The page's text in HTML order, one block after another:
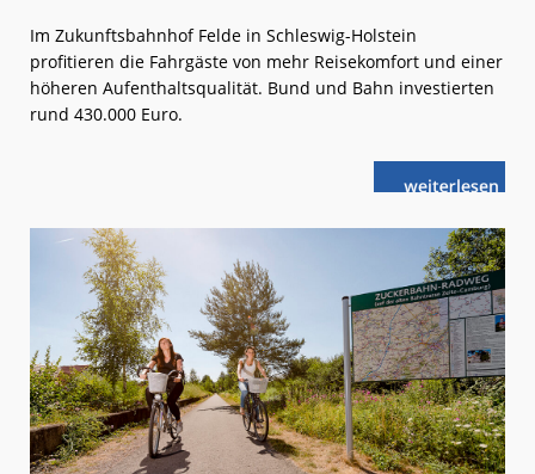
Im Zukunftsbahnhof Felde in Schleswig-Holstein
profitieren die Fahrgäste von mehr Reisekomfort und einer
höheren Aufenthaltsqualität. Bund und Bahn investierten
rund 430.000 Euro.
weiterlese
n
erneuert